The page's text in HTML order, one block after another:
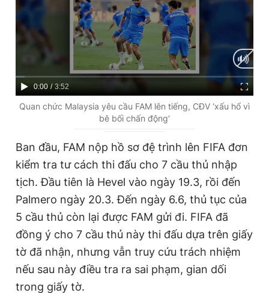
C
u
T
i
m
0:00 / D
u
n
3:52
Quan chức Malaysia yêu cầu FAM lên tiếng, CĐV ‘xấu hổ vì
bê bối chấn động’
Ban đầu, FAM nộp hồ sơ đệ trình lên FIFA đơn
kiểm tra tư cách thi đấu cho 7 cầu thủ nhập
tịch. Đầu tiên là Hevel vào ngày 19.3, rồi đến
Palmero ngày 20.3. Đến ngày 6.6, thủ tục của
5 cầu thủ còn lại được FAM gửi đi. FIFA đã
đồng ý cho 7 cầu thủ này thi đấu dựa trên giấy
tờ đã nhận, nhưng vẫn truy cứu trách nhiệm
nếu sau này điều tra ra sai phạm, gian dối
trong giấy tờ.